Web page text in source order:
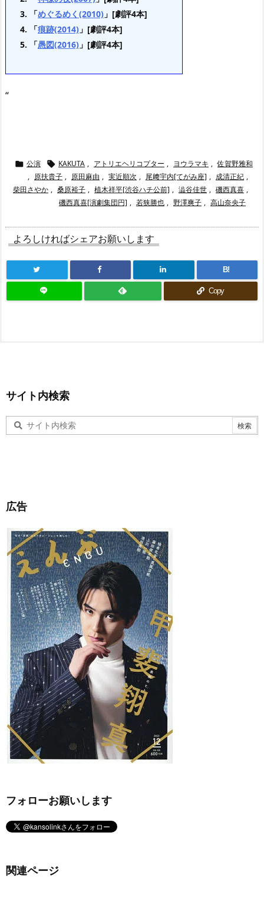
「めぐるめく(2010) 」[劇評4本]
「痕跡(2014) 」[劇評4本]
「愚図(2016) 」[劇評4本]
“
 公演  KAKUTA , アトリエヘリコプター , ヨウラマキ , 佐賀野雅和
, 原扶貴子 , 原田麻由 , 実近順次 , 尾﨑宇内[てがみ座] , 成清正紀 ,
柴田さやか , 桑原裕子 , 植木祥平[渋谷ハチ公前] , 澁谷佳世 , 磯西真喜 ,
磯西真喜[演劇集団円] , 若狭勝也 , 野澤爽子 , 高山奈央子
よろしければシェアお願いします
B!
Copy
サイト内検索
広告
フォローお願いします
関連ページ